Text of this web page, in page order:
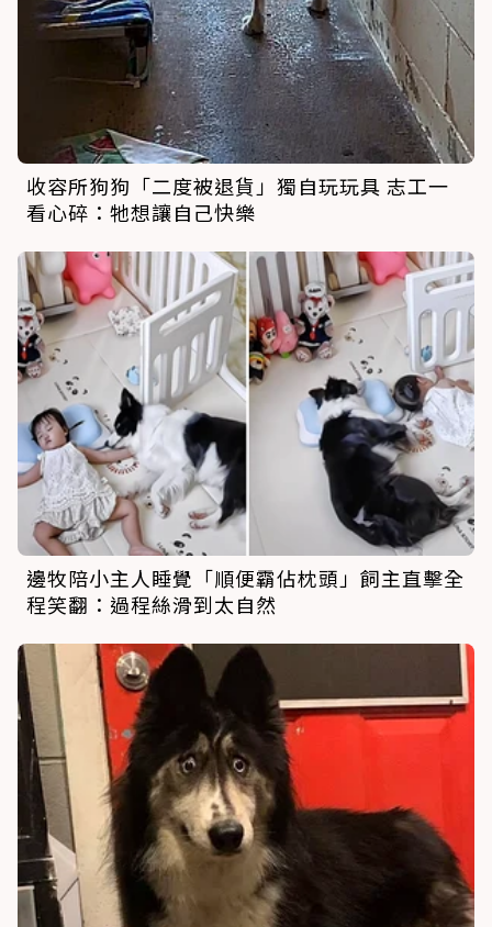
收容所狗狗「二度被退貨」獨自玩玩具 志工一
看心碎：牠想讓自己快樂
邊牧陪小主人睡覺「順便霸佔枕頭」飼主直擊全
程笑翻：過程絲滑到太自然